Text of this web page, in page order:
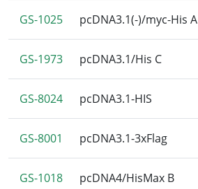
GS-1025 pcDNA3.1(-)/myc-His A
GS-1973 pcDNA3.1/His C
GS-8024 pcDNA3.1-HIS
GS-8001 pcDNA3.1-3xFlag
GS-1018 pcDNA4/HisMax B